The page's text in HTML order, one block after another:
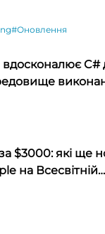
#Оновлення
вдосконалює C#
$3000: які ще
на Всесвітній
5-9